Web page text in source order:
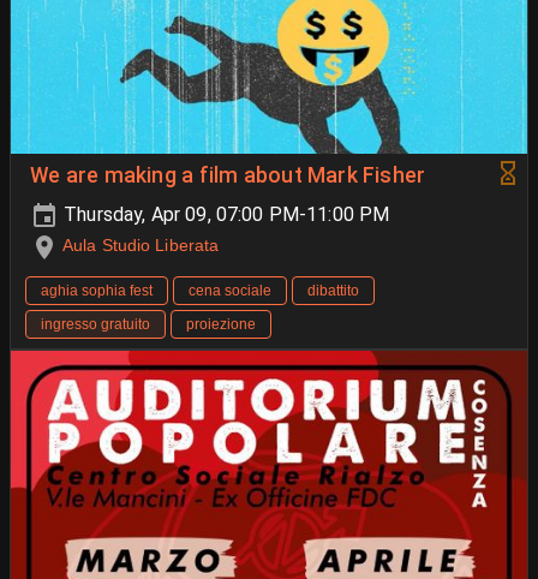
We are making a film about Mark Fisher
Thursday, Apr 09, 07:00 PM-11:00 PM
Aula Studio Liberata
aghia sophia fest cena sociale
dibattito
ingresso gratuito
proiezione